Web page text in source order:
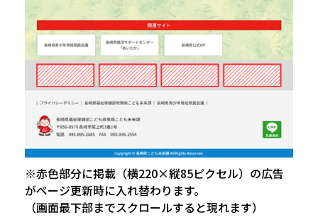
※赤色部分に掲載（横220×縦85ピクセル）の広告
がページ更新時に入れ替わります。
（画面最下部までスクロールすると現れます）